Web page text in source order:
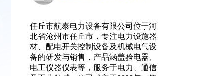
任丘市航泰电力设备有限公司位于河
北省沧州市任丘市，专注电力设施器
材、配电开关控制设备及机械电气设
备的研发与销售，产品涵盖验电器、
电工仪器仪表等，服务于电力、通信